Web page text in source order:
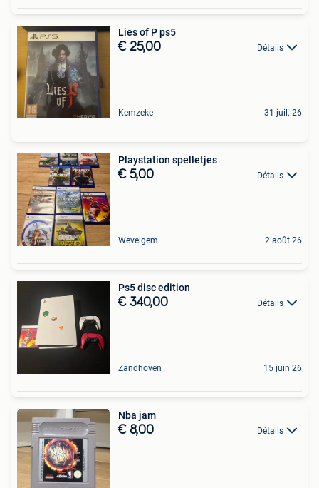
Lies of P ps5
€ 25,00 Détails
Kemzeke 31 juil. 26
Playstation spelletjes
€ 5,00 Détails
Wevelgem 2 août 26
Ps5 disc edition
€ 340,00 Détails
Zandhoven 15 juin 26
Nba jam
€ 8,00 Détails